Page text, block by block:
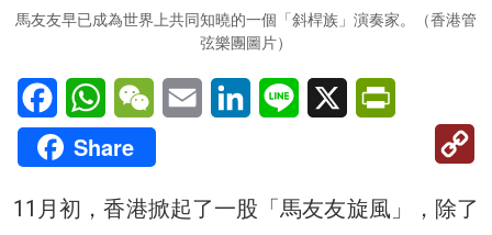
馬友友早已成為世界上共同知曉的一個「斜桿族」演奏家。（香港管
弦樂團圖片）
FacebookWhatsAppWeChatEmail LinkedInLine X
Share
11月初，香港掀起了一股「馬友友旋風」，除了